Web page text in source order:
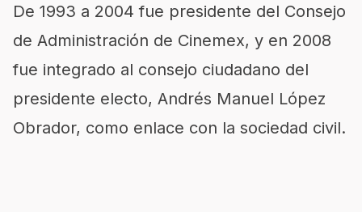
De 1993 a 2004 fue presidente del Consejo
de Administración de Cinemex, y en 2008
fue integrado al consejo ciudadano del
presidente electo, Andrés Manuel López
Obrador, como enlace con la sociedad civil.